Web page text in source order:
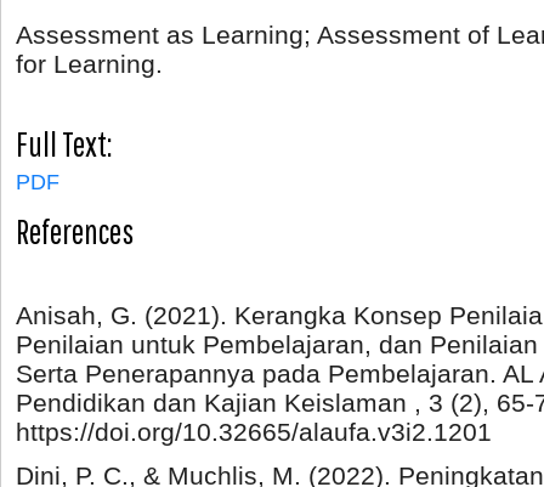
Assessment as Learning; Assessment of
for Learning.
Full Text:
PDF
References
Anisah, G. (2021). Kerangka Konsep
Penilaian untuk Pembelajaran, dan
Serta Penerapannya pada Pembelajaran. AL
Pendidikan dan Kajian Keislaman , 3 (2), 65-
https://doi.org/10.32665/alaufa.v3i2.1201
Dini, P. C., & Muchlis, M. (2022).